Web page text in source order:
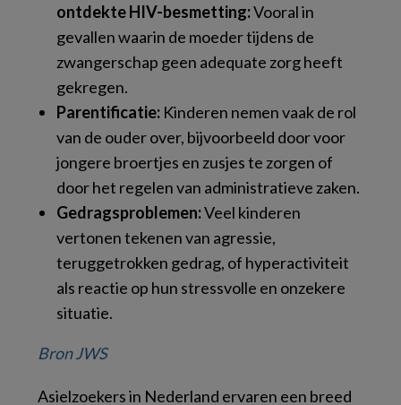
ontdekte HIV-besmetting:Vooral in
gevallen waarin de moeder tijdens de
zwangerschap geen adequate zorg heeft
gekregen.
Parentificatie: Kinderen nemen vaak de rol
van de ouder over, bijvoorbeeld door voor
jongere broertjes en zusjes te zorgen of
door het regelen van administratieve zaken.
Gedragsproblemen:Veel kinderen
vertonen tekenen van agressie,
teruggetrokken gedrag, of hyperactiviteit
als reactie op hun stressvolle en onzekere
situatie.
Bron JWS
Asielzoekers in Nederland ervaren een breed